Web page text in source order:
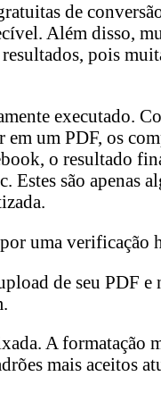
de
Além disso,
pois
executado.
um PDF, os
o resultado
são apenas
uma verificação
de seu PDF e
A formatação
mais aceitos